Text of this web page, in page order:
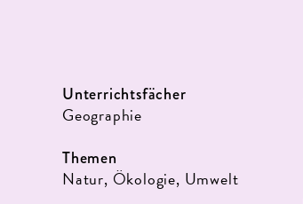
Unterrichtsfächer
Geographie
Themen
Natur, Ökologie, Umwelt